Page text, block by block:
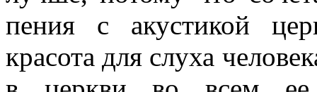
пения с акустикой
красота для слуха